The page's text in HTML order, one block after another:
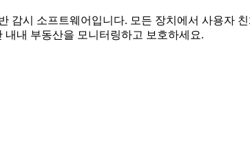
감시 소프트웨어입니다. 모든 장치에서 사용자
내내 부동산을 모니터링하고 보호하세요.